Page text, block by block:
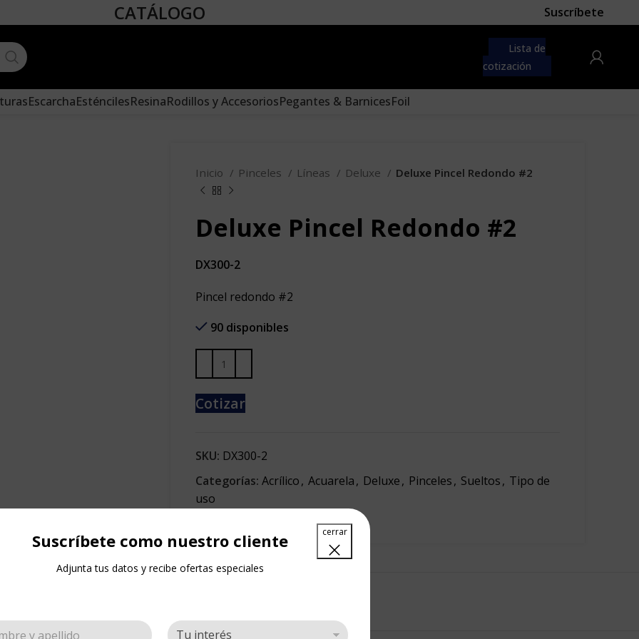
Suscríbete como nuestro cliente
Adjunta tus datos y recibe ofertas especiales
CATÁLOGO Suscríbete
Lista de
cotización
EscarchaEsténcilesResinaRodillos y AccesoriosPegantes & BarnicesFoil
Inicio Pinceles Líneas Deluxe Deluxe Pincel Redondo #2
Deluxe Pincel Redondo #2
DX300-2
Pincel redondo #2
90 disponibles
Cotizar
SKU: DX300-2
Categorías: Acrílico, Acuarela, Deluxe, Pinceles, Sueltos, Tipo de
uso